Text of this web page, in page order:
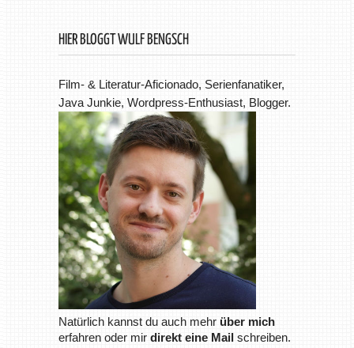
HIER BLOGGT WULF BENGSCH
Film- & Literatur-Aficionado, Serienfanatiker,
Java Junkie, Wordpress-Enthusiast, Blogger.
Natürlich kannst du auch mehr über mich
erfahren oder mir direkt eine Mail schreiben.